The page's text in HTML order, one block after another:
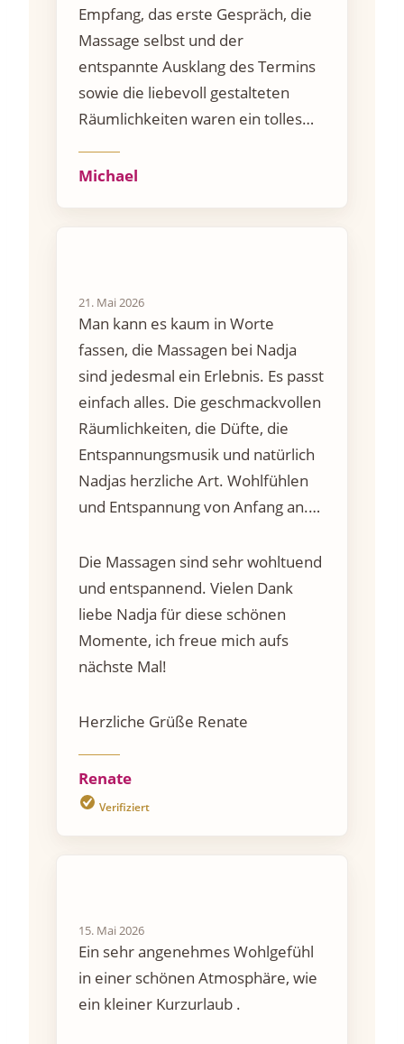
Empfang, das erste Gespräch, die
Massage selbst und der
entspannte Ausklang des Termins
sowie die liebevoll gestalteten
Räumlichkeiten waren ein tolles
komme gerne wieder.
Michael
21. Mai 2026
Man kann es kaum in Worte
fassen, die Massagen bei Nadja
sind jedesmal ein Erlebnis. Es passt
einfach alles. Die geschmackvollen
Räumlichkeiten, die Düfte, die
Entspannungsmusik und natürlich
Nadjas herzliche Art. Wohlfühlen
und Entspannung von Anfang an.
spürt man bei jeder Berührung.
Die Massagen sind sehr wohltuend
und entspannend. Vielen Dank
liebe Nadja für diese schönen
Momente, ich freue mich aufs
nächste Mal!
Herzliche Grüße Renate
Renate
Verifiziert
15. Mai 2026
Ein sehr angenehmes Wohlgefühl
in einer schönen Atmosphäre, wie
ein kleiner Kurzurlaub .